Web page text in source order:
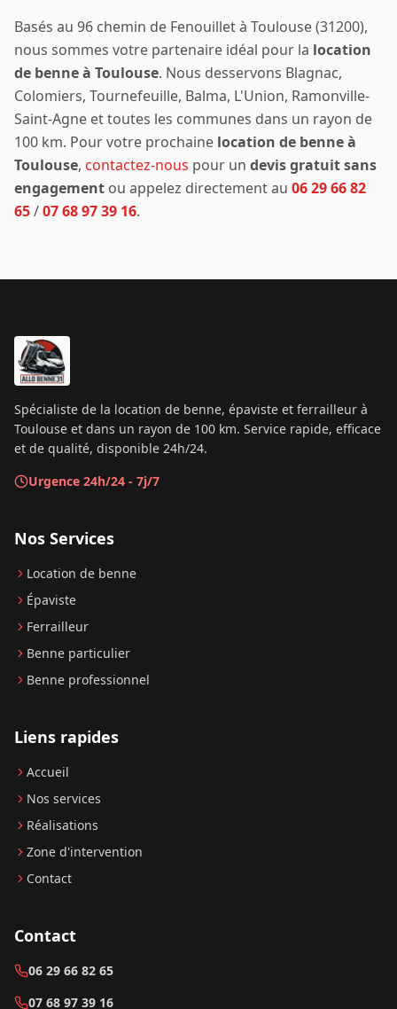
Basés au 96 chemin de Fenouillet à Toulouse (31200),
nous sommes votre partenaire idéal pour la location
de benne à Toulouse. Nous desservons Blagnac,
Colomiers, Tournefeuille, Balma, L'Union, Ramonville-
Saint-Agne et toutes les communes dans un rayon de
100 km. Pour votre prochaine location de benne à
Toulouse, contactez-nous pour un devis gratuit sans
engagement ou appelez directement au 06 29 66 82
65/07 68 97 39 16.
Spécialiste de la location de benne, épaviste et ferrailleur à
Toulouse et dans un rayon de 100 km. Service rapide, efficace
et de qualité, disponible 24h/24.
Urgence 24h/24 - 7j/7
Nos Services
Location de benne
Épaviste
Ferrailleur
Benne particulier
Benne professionnel
Liens rapides
Accueil
Nos services
Réalisations
Zone d'intervention
Contact
Contact
06 29 66 82 65
07 68 97 39 16